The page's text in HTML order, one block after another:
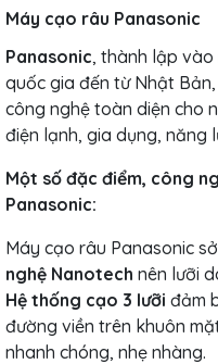
Máy cạo râu Panasonic
Panasonic, thành lập vào
quốc gia đến từ Nhật
công nghệ toàn diện cho
điện lạnh, gia dụng, năng
Một số đặc điểm, công
Panasonic:
Máy cạo râu Panasonic
nghệ Nanotech nên lưỡi
Hệ thống cạo 3 lưỡi đảm
đường viền trên khuôn
nhanh chóng, nhẹ nhàng.